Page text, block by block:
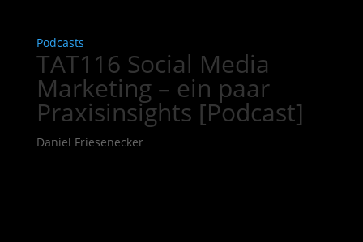
Podcasts
TAT116 Social Media
Marketing – ein paar
Praxisinsights [Podcast]
Daniel Friesenecker